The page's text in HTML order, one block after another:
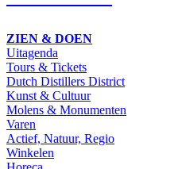
ZIEN & DOEN
Uitagenda
Tours & Tickets
Dutch Distillers District
Kunst & Cultuur
Molens & Monumenten
Varen
Actief, Natuur, Regio
Winkelen